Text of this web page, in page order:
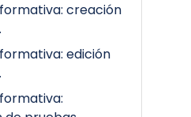
creación
edición